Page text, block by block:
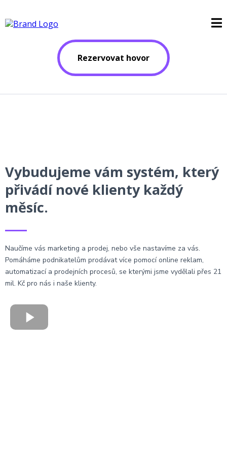
Rezervovat hovor
Vybudujeme vám systém, který
přivádí nové klienty každý
měsíc.
Naučíme vás marketing a prodej, nebo vše nastavíme za vás.
Pomáháme podnikatelům prodávat více pomocí online reklam,
automatizací a prodejních procesů, se kterými jsme vydělali přes 21
mil. Kč pro nás i naše klienty.